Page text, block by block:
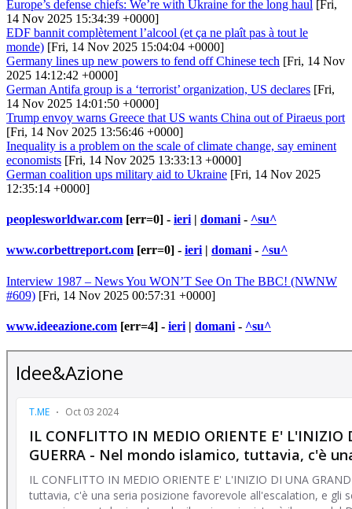
Europe’s defense chiefs: We’re with Ukraine for the long haul [Fri,
14 Nov 2025 15:34:39 +0000]
EDF bannit complètement l’alcool (et ça ne plaît pas à tout le
monde) [Fri, 14 Nov 2025 15:04:04 +0000]
Germany lines up new powers to fend off Chinese tech [Fri, 14 Nov
2025 14:12:42 +0000]
German Antifa group is a ‘terrorist’ organization, US declares [Fri,
14 Nov 2025 14:01:50 +0000]
Trump envoy warns Greece that US wants China out of Piraeus port
[Fri, 14 Nov 2025 13:56:46 +0000]
Inequality is a problem on the scale of climate change, say eminent
economists [Fri, 14 Nov 2025 13:33:13 +0000]
German coalition ups military aid to Ukraine [Fri, 14 Nov 2025
12:35:14 +0000]
peoplesworldwar.com [err=0] - ieri | domani - ^su^
www.corbettreport.com [err=0] - ieri | domani - ^su^
Interview 1987 – News You WON’T See On The BBC! (NWNW
#609) [Fri, 14 Nov 2025 00:57:31 +0000]
www.ideeazione.com [err=4] - ieri | domani - ^su^